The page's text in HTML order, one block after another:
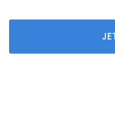
prägen die
Jurist:in
gerichtlichen